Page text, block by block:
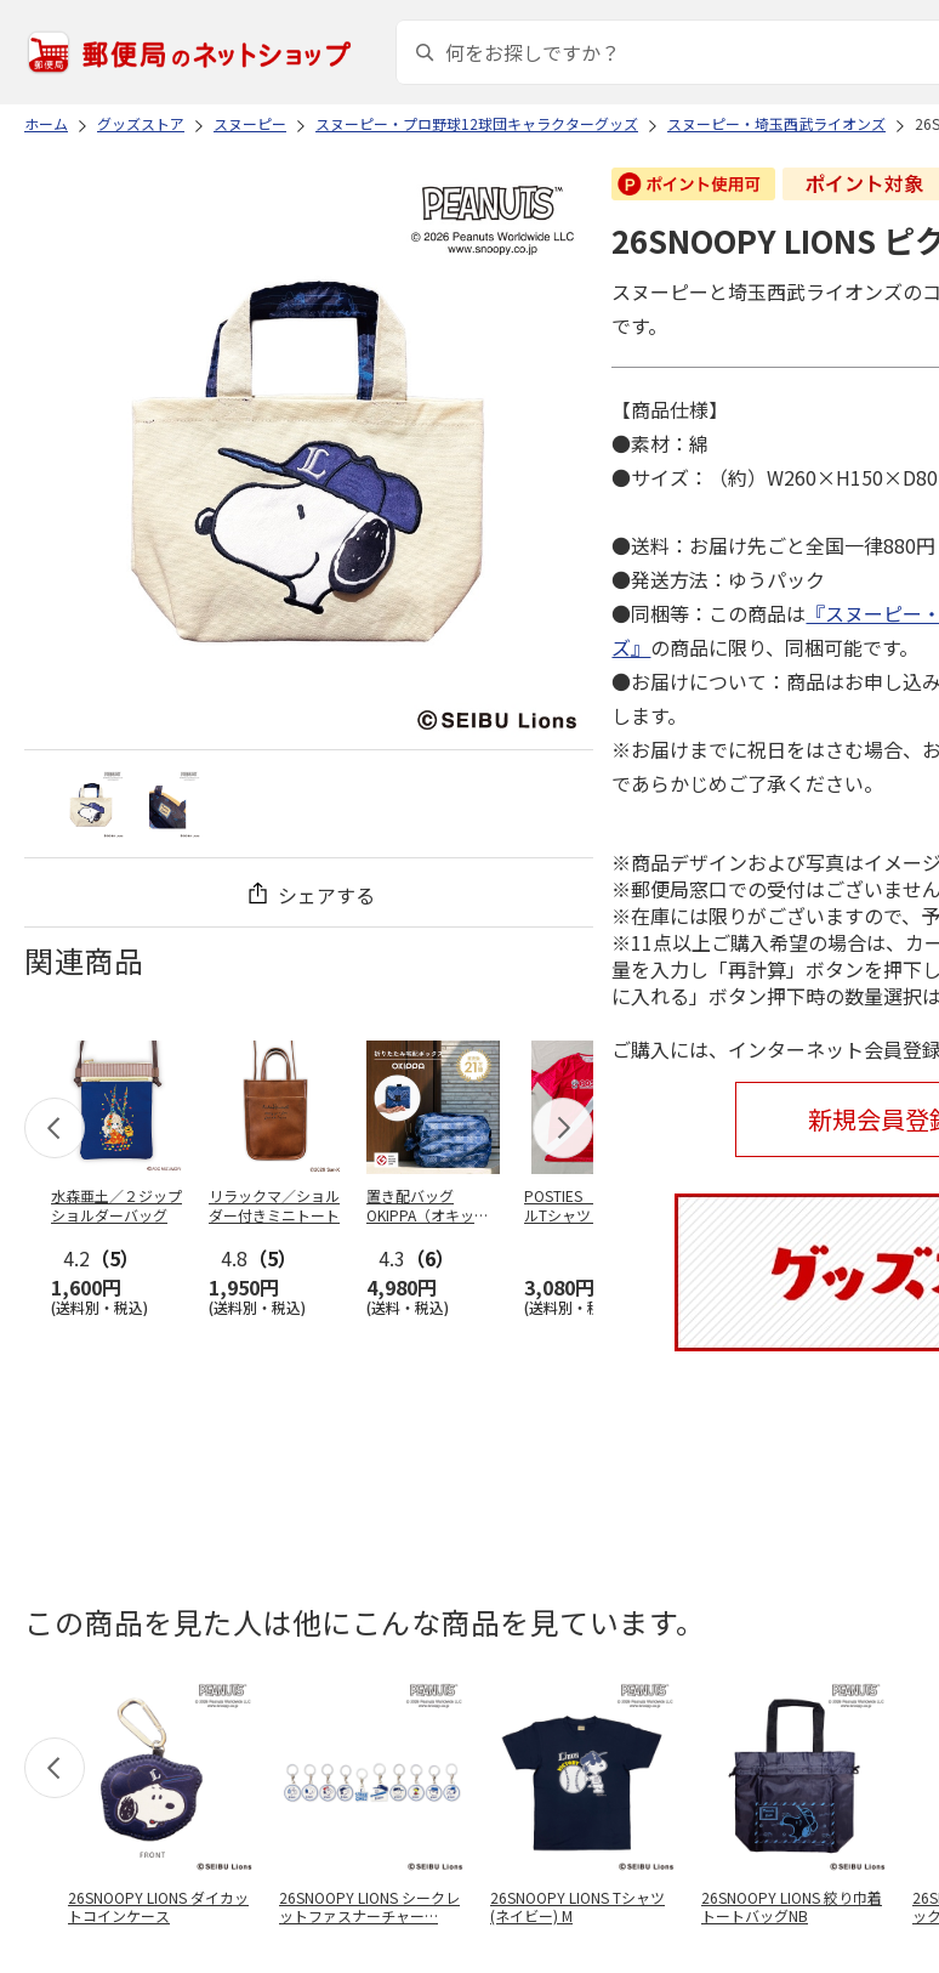
ホーム グッズストア スヌーピー スヌーピー・プロ野球12球団キャラクターグッズ スヌーピー・埼玉西武ライオンズ
シェアする
関連商品
水森亜土／２ジップ
ショルダーバッグ
4.2 （5）
1,600円
(送料別・税込)
リラックマ／ショル
ダー付きミニトート
4.8 （5）
1,950円
(送料別・税込)
置き配バッグ
OKIPPA（オキッ
4.3 （6）
4,980円
(送料・税込)
POSTIES オリジナ
ルTシャツ Sサイズ
3,080円
(送料別・税込)
アニメ『ジョジョの
奇妙な冒険 黄金の
風』CITY POP …
4,939円
(送料別・税込)
コジコジ／シ
ー付きバッグ
4.5（6）
1,760円
(送料別・税込)
26SNOOPY LIONS ピ
スヌーピーと埼玉西武ライオンズの
です。
【商品仕様】
●素材：綿
●サイズ：（約）
●送料：お届け先ごと全国一律880円
●発送方法：ゆうパック
●同梱等：この商品は 『スヌーピー
ズ』 の商品に限り、同梱可能です。
●お届けについて：商品はお申し込
します。
※お届けまでに祝日をはさむ場合、
であらかじめご了承ください。
※商品デザインおよび写真はイメージ
※郵便局窓口での受付はございません
※在庫には限りがございますので、
※11点以上ご購入希望の場合は、カ
量を入力し「再計算」ボタンを押下
に入れる」ボタン押下時の数量選択
ご購入には、インターネット会員登
新規会員登
この商品を見た人は他にこんな商品を見ています。
26SNOOPY LIONS ダイカッ
トコインケース
26SNOOPY LIONS シークレ
ットファスナーチャー…
26SNOOPY LIONS Tシャツ
(ネイビー) M
26SNOOPY LIONS 絞り巾着
トートバッグNB
ッ